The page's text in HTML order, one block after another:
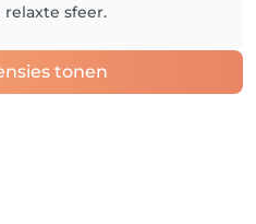
sfeer.
tonen